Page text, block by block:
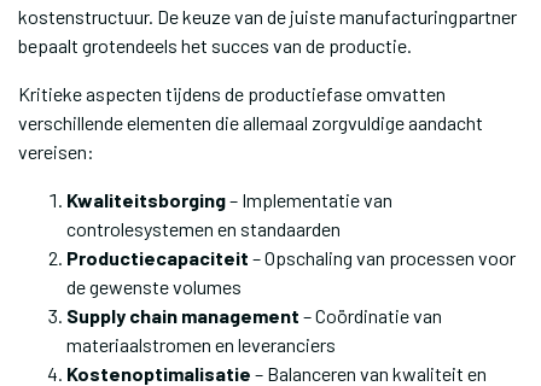
kostenstructuur. De keuze van de juiste manufacturingpartner
bepaalt grotendeels het succes van de productie.
Kritieke aspecten tijdens de productiefase omvatten
verschillende elementen die allemaal zorgvuldige aandacht
vereisen:
Kwaliteitsborging– Implementatie van
controlesystemen en standaarden
Productiecapaciteit – Opschaling van processen voor
de gewenste volumes
Supply chain management – Coördinatie van
materiaalstromen en leveranciers
Kostenoptimalisatie – Balanceren van kwaliteit en